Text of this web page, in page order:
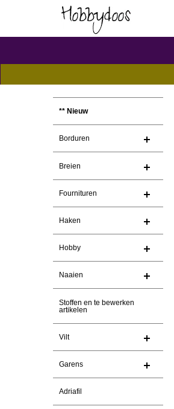
** Nieuw
Borduren
Breien
Fournituren
Haken
Hobby
Naaien
Stoffen en te bewerken
artikelen
Vilt
Garens
Adriafil